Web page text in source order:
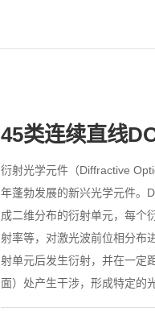
45类连续直线
衍射光学元件（Diffractive
年蓬勃发展的新兴光学元件。
成二维分布的衍射单元，每个
射率等，对激光波前位相分布
射单元后发生衍射，并在一定
面）处产生干涉，形成特定的